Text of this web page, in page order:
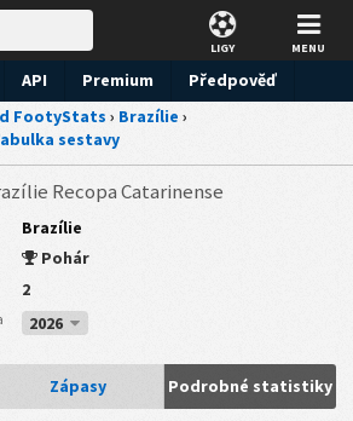
LIGY MENU
API Premium
Předpověď
FootyStats › Brazílie ›
sestavy
Recopa Catarinense
Brazílie
Pohár
2
2026
Zápasy Podrobné statistiky